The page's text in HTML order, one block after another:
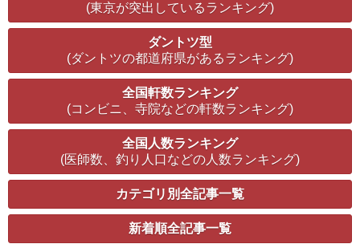
(東京が突出しているランキング)
ダントツ型
(ダントツの都道府県があるランキング)
全国軒数ランキング
(コンビニ、寺院などの軒数ランキング)
全国人数ランキング
(医師数、釣り人口などの人数ランキング)
カテゴリ別全記事一覧
新着順全記事一覧